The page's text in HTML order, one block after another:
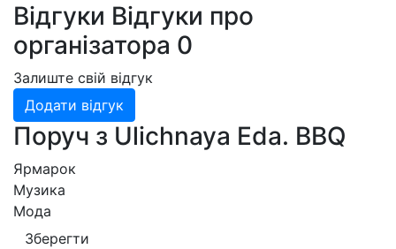
Відгуки Відгуки про
організатора 0
Залиште свій відгук
Додати відгук
Поруч з Ulichnaya Eda. BBQ
Ярмарок
Музика
Мода
Зберегти